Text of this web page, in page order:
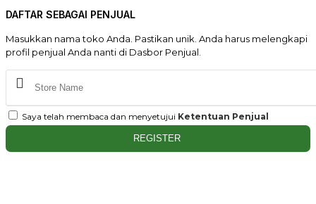
DAFTAR SEBAGAI PENJUAL
Masukkan nama toko Anda. Pastikan unik. Anda harus melengkapi
profil penjual Anda nanti di Dasbor Penjual.
Saya telah membaca dan menyetujui Ketentuan Penjual
REGISTER